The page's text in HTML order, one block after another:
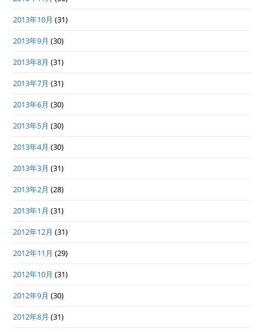
2013年10月 (31)
2013年9月 (30)
2013年8月 (31)
2013年7月 (31)
2013年6月 (30)
2013年5月 (30)
2013年4月 (30)
2013年3月 (31)
2013年2月 (28)
2013年1月 (31)
2012年12月 (31)
2012年11月 (29)
2012年10月 (31)
2012年9月 (30)
2012年8月 (31)